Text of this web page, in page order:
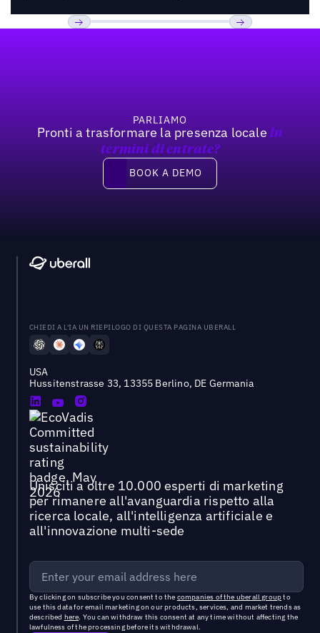
PARLIAMO
Pronti a trasformare la presenza locale In
termini di entrate?
Book a demo
BOOK A DEMO
CHIEDI A L'IA UN RIEPILOGO DI QUESTA PAGINA UBERALL
USA
Hussitenstrasse 33, 13355 Berlino, DE Germania
Unisciti a oltre 10.000 esperti di marketing
per rimanere all'avanguardia rispetto alla
ricerca locale, all'intelligenza artificiale e
all'innovazione multi-sede
By clicking on subscribe you consent to the companies of the uberall groupto
use this data for email marketing on our products, services, and market trends as
described here. You can withdraw this consent at any time without affecting the
lawfulness of the processing before its withdrawal.